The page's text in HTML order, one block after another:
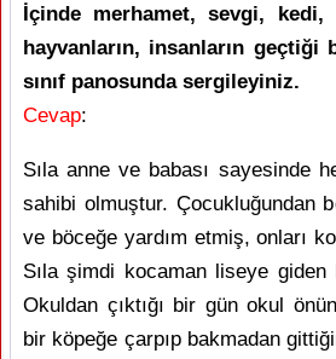
İçinde merhamet, sevgi, kedi,
hayvanların, insanların geçtiği
sınıf panosunda sergileyiniz.
Cevap:
Sıla anne ve babası sayesinde
sahibi olmuştur. Çocukluğundan
ve böceğe yardım etmiş, onları
Sıla şimdi kocaman liseye
Okuldan çıktığı bir gün okul
bir köpeğe çarpıp bakmadan